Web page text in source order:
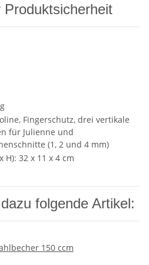
Produktsicherheit
Fingerschutz, drei vertikale
für Julienne und
(1, 2 und 4 mm)
H): 32 x 11 x 4 cm
folgende Artikel: